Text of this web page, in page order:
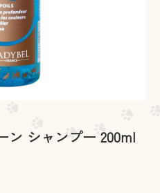
ン シャンプー 200ml